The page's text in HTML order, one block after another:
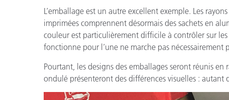
L’emballage est un autre excellent exemple. Les
imprimées comprennent désormais des sachets en
couleur est particulièrement difficile à contrôler sur
fonctionne pour l’une ne marche pas nécessairement
Pourtant, les designs des emballages seront réunis
ondulé présenteront des différences visuelles : autant